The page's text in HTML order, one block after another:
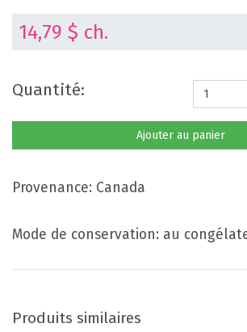
14,79 $ ch.
Quantité:
Ajouter au panier
Provenance: Canada
Mode de conservation: au
Produits similaires